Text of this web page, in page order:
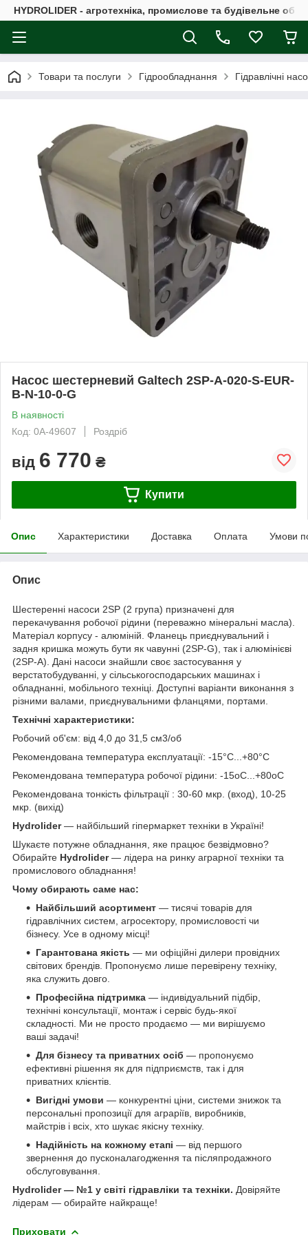
HYDROLIDER - агротехніка, промислове та будівельне
Товари та послуги Гідрообладнання Гідравлічні
Насос шестерневий Galtech 2SP-A-020-S-EUR-
B-N-10-0-G
В наявності
Код: 0А-49607
Роздріб
від 6 770 ₴
Купити
Опис Характеристики Доставка Оплата Умови
Опис
Шестеренні насоси 2SP (2 група) призначені для
перекачування робочої рідини (переважно мінеральні масла).
Матеріал корпусу - алюміній. Фланець приєднувальний і
задня кришка можуть бути як чавунні (2SP-G), так і алюмінієві
(2SP-A). Дані насоси знайшли своє застосування у
верстатобудуванні, у сільськогосподарських машинах і
обладнанні, мобільного техніці. Доступні варіанти виконання з
різними валами, приєднувальними фланцями, портами.
Технічні характеристики:
Робочий об'єм: від 4,0 до 31,5 см3/об
Рекомендована температура експлуатації: -15°С...+80°С
Рекомендована температура робочої рідини: -15оС...+80оС
Рекомендована тонкість фільтрації : 30-60 мкр. (вход), 10-25
мкр. (вихід)
Hydrolider— найбільший гіпермаркет техніки в Україні!
Шукаєте потужне обладнання, яке працює безвідмовно?
Обирайте Hydrolider— лідера на ринку аграрної техніки та
промислового обладнання!
Чому обирають саме нас:
Найбільший асортимент — тисячі товарів для
гідравлічних систем, агросектору, промисловості чи
бізнесу. Усе в одному місці!
Гарантована якість — ми офіційні дилери провідних
світових брендів. Пропонуємо лише перевірену техніку,
яка служить довго.
Професійна підтримка — індивідуальний підбір,
технічні консультації, монтаж і сервіс будь-якої
складності. Ми не просто продаємо — ми вирішуємо
ваші задачі!
Для бізнесу та приватних осіб — пропонуємо
ефективні рішення як для підприємств, так і для
приватних клієнтів.
Вигідні умови — конкурентні ціни, системи знижок та
персональні пропозиції для аграріїв, виробників,
майстрів і всіх, хто шукає якісну техніку.
Надійність на кожному етапі — від першого
звернення до пусконалагодження та післяпродажного
обслуговування.
Hydrolider — №1 у світі гідравліки та техніки. Довіряйте
лідерам — обирайте найкраще!
Приховати